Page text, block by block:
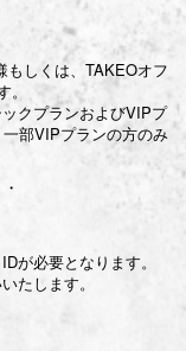
しくは、TAKEOオフ
クプランおよびVIPプ
部VIPプランの方のみ
が必要となります。
たします。